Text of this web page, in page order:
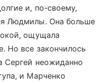
и, по-своему,
Людмилы. Она больше
ощущала
Но все закончилось
Сергей неожиданно
и Марченко